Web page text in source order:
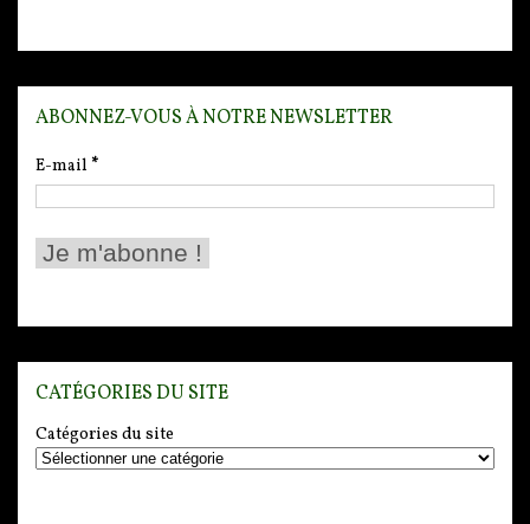
ABONNEZ-VOUS À NOTRE NEWSLETTER
E-mail *
CATÉGORIES DU SITE
Catégories du site